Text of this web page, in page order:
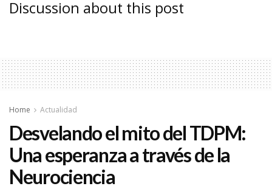
Discussion about this post
Home Actualidad
Desvelando el mito del TDPM:
Una esperanza a través de la
Neurociencia